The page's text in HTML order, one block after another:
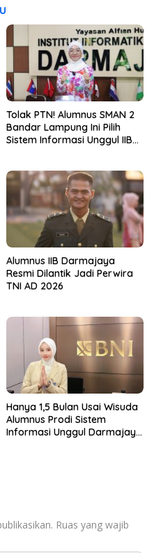
Tolak PTN! Alumnus SMAN 2
Bandar Lampung Ini Pilih
Sistem Informasi Unggul IIB
Alumnus IIB Darmajaya
Resmi Dilantik Jadi Perwira
TNI AD 2026
Hanya 1,5 Bulan Usai Wisuda
Alumnus Prodi Sistem
Informasi Unggul Darmajaya
Ruas yang wajib